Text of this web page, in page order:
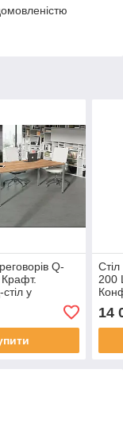
Q-
у
200
14